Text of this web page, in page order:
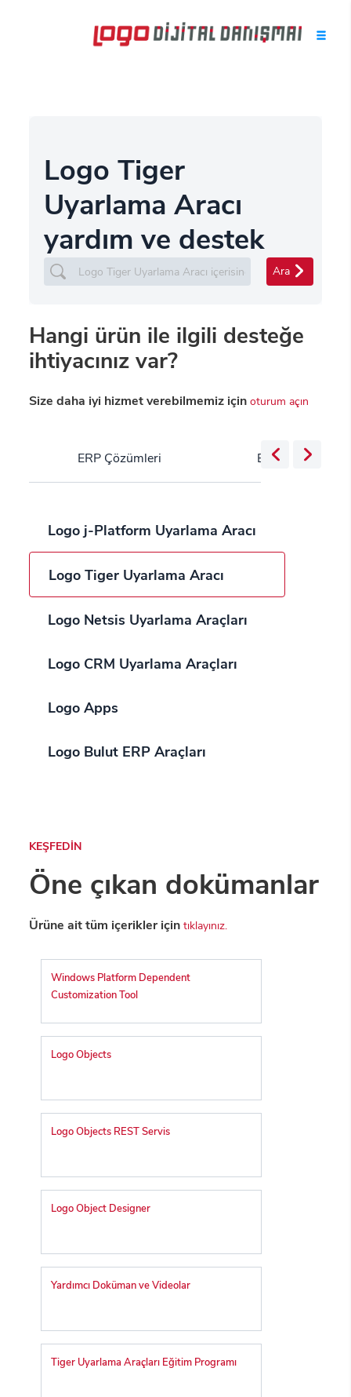
Logo Tiger
Uyarlama Aracı
yardım ve destek
Ara
Hangi ürün ile ilgili desteğe
ihtiyacınız var?
Size daha iyi hizmet verebilmemiz içinoturum açın
ERP Çözümleri Bulut Servisleri
Logo j-Platform Uyarlama Aracı
Logo Tiger Uyarlama Aracı
Logo Netsis Uyarlama Araçları
Logo CRM Uyarlama Araçları
Logo Apps
Logo Bulut ERP Araçları
KEŞFEDİN
Öne çıkan dokümanlar
Ürüne ait tüm içerikler içintıklayınız.
Windows Platform Dependent
Customization Tool
Logo Objects
Logo Objects REST Servis
Logo Object Designer
Yardımcı Doküman ve Videolar
Tiger Uyarlama Araçları Eğitim Programı